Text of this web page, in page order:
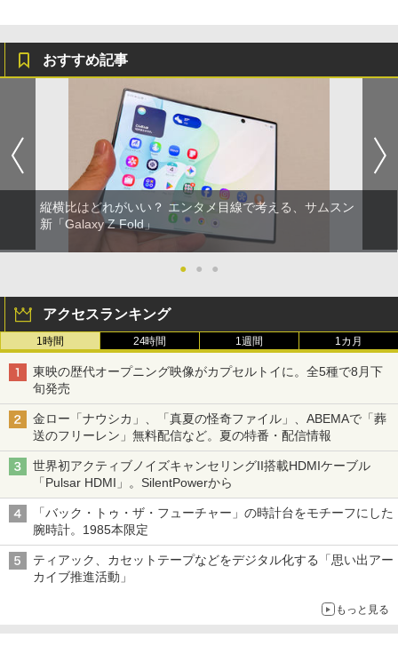
おすすめ記事
縦横比はどれがいい？ エンタメ目線で考える、サムスン
新「Galaxy Z Fold」
● ● ●
アクセスランキング
1時間 24時間 1週間 1カ月
東映の歴代オープニング映像がカプセルトイに。全5種で8月下
旬発売
金ロー「ナウシカ」、「真夏の怪奇ファイル」、ABEMAで「葬
送のフリーレン」無料配信など。夏の特番・配信情報
世界初アクティブノイズキャンセリングII搭載HDMIケーブル
「Pulsar HDMI」。SilentPowerから
「バック・トゥ・ザ・フューチャー」の時計台をモチーフにした
腕時計。1985本限定
ティアック、カセットテープなどをデジタル化する「思い出アー
カイブ推進活動」
もっと見る